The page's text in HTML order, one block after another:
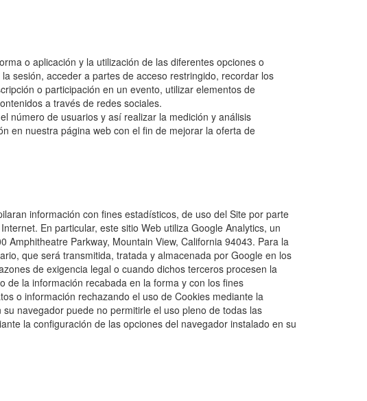
o aplicación y la utilización de las diferentes opciones o
sesión, acceder a partes de acceso restringido, recordar los
o participación en un evento, utilizar elementos de
a través de redes sociales.
número de usuarios y así realizar la medición y análisis
en nuestra página web con el fin de mejorar la oferta de
información con fines estadísticos, de uso del Site por parte
En particular, este sitio Web utiliza Google Analytics, un
Parkway, Mountain View, California 94043. Para la
que será transmitida, tratada y almacenada por Google en los
de exigencia legal o cuando dichos terceros procesen la
de la información recabada en la forma y con los fines
o información rechazando el uso de Cookies mediante la
navegador puede no permitirle el uso pleno de todas las
la configuración de las opciones del navegador instalado en su